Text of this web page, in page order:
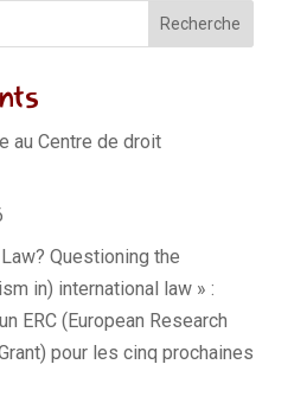
Recherche
au Centre de droit
Questioning the
in) international law » :
ERC (European Research
pour les cinq prochaines